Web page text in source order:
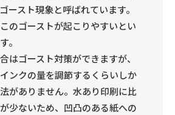
ースト現象と呼ばれています。
のゴーストが起こりやすいとい
。
はゴースト対策ができますが、
ンクの量を調節するくらいしか
がありません。水あり印刷に比
少ないため、凹凸のある紙への